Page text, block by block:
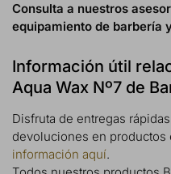
Consulta a nuestros
equipamiento de barbería
Información útil
Aqua Wax Nº7 de
Disfruta de entregas
devoluciones en productos
información aquí.